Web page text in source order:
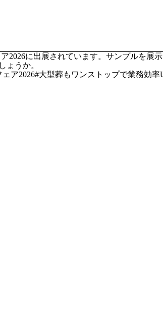
2026に出展されています。サンプルを展
ょうか。
ア2026#大型葬もワンストップで業務効率